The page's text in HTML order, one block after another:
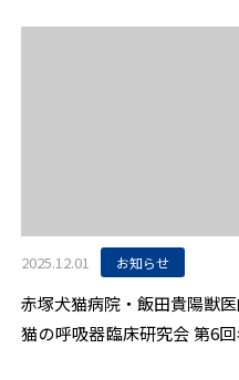
2025.12.01 お知らせ
赤塚犬猫病院・飯田貴陽獣医
猫の呼吸器臨床研究会 第6